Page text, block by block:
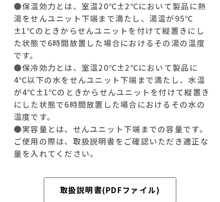
●保温効力とは、室温20℃±2℃において製品に熱
湯をせんユニット下端まで満たし、湯温が95℃
±1℃のときからせんユニットを付けて縦置きにし
た状態で6時間放置した場合におけるその湯の温度
です。
●保冷効力とは、室温20℃±2℃において製品に
4℃以下の水をせんユニット下端まで満たし、水温
が4℃±1℃のときからせんユニットを付けて縦置き
にした状態で6時間放置した場合におけるその水の
温度です。
●実容量とは、せんユニット下端までの容量です。
ご使用の際は、取扱説明書をご確認いただき適正な
量を入れてください。
取扱説明書(PDFファイル)